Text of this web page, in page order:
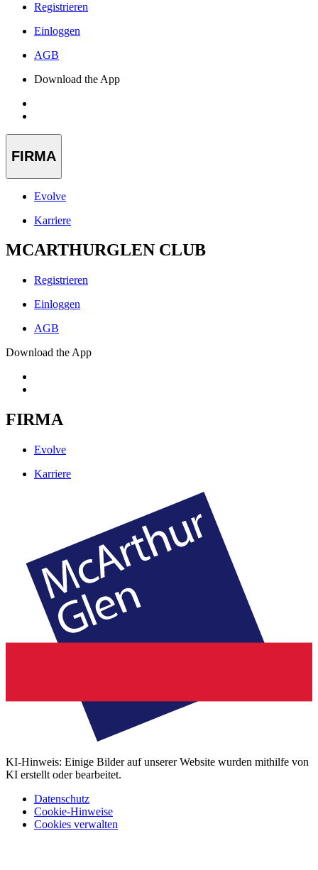
Registrieren
Einloggen
AGB
Download the App
FIRMA
Evolve
Karriere
MCARTHURGLEN CLUB
Registrieren
Einloggen
AGB
Download the App
FIRMA
Evolve
Karriere
KI-Hinweis: Einige Bilder auf unserer Website wurden mithilfe von
KI erstellt oder bearbeitet.
Datenschutz
Cookie-Hinweise
Cookies verwalten